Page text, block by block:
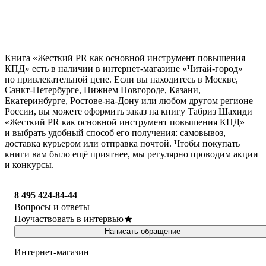
Книга «Жесткий PR как основной инструмент повышения
КПД» есть в наличии в интернет-магазине «Читай-город»
по привлекательной цене. Если вы находитесь в Москве,
Санкт-Петербурге, Нижнем Новгороде, Казани,
Екатеринбурге, Ростове-на-Дону или любом другом регионе
России, вы можете оформить заказ на книгу Табриз Шахиди
«Жесткий PR как основной инструмент повышения КПД»
и выбрать удобный способ его получения: самовывоз,
доставка курьером или отправка почтой. Чтобы покупать
книги вам было ещё приятнее, мы регулярно проводим акции
и конкурсы.
8 495 424-84-44
Вопросы и ответы
Поучаствовать в интервью
Написать обращение
Интернет-магазин